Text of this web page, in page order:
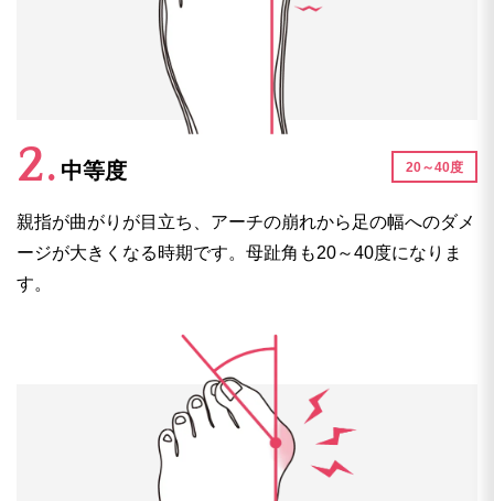
中等度 20～40度
親指が曲がりが目立ち、アーチの崩れから足の幅へのダメ
ージが大きくなる時期です。母趾角も20～40度になりま
す。